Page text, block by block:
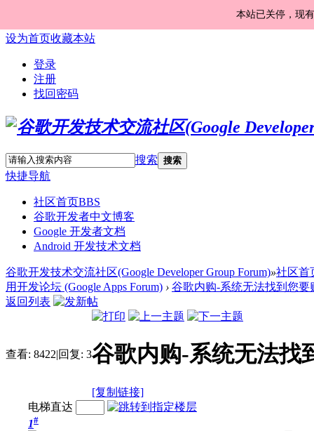
本站已关停，现
设为首页收藏本站
登录
注册
找回密码
搜索 搜索
快捷导航
社区首页BBS
谷歌开发者中文博客
Google 开发者文档
Android 开发技术文档
谷歌开发技术交流社区(Google Developer Group Forum)»社区首
用开发论坛 (Google Apps Forum) › 谷歌内购-系统无法找到您要
返回列表
查看: 8422|回复: 3谷歌内购-系统无法找
[复制链接]
电梯直达
1#